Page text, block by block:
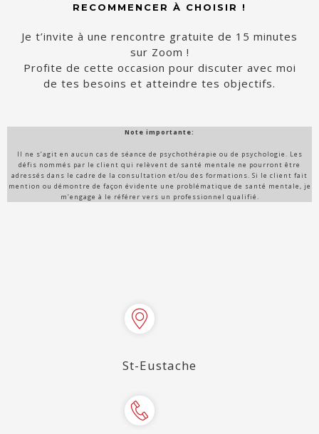
RECOMMENCER À CHOISIR !
Je t’invite à une rencontre gratuite de 15 minutes
sur Zoom !
Profite de cette occasion pour discuter avec moi
de tes besoins et atteindre tes objectifs.
​Note importante:
Il ne s’agit en aucun cas de séance de psychothérapie ou de psychologie. Les
défis nommés par le client qui relèvent de santé mentale ne pourront être
adressés dans le cadre de la consultation et/ou des formations. Si le client fait
mention ou démontre de façon évidente une problématique de santé mentale, je
m’engage à le référer vers un professionnel qualifié.
St-Eustache